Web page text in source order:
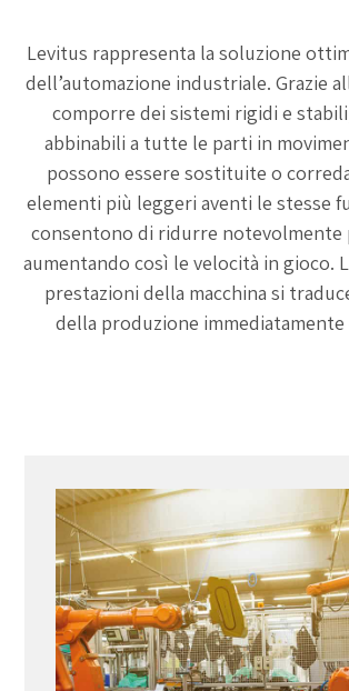
Levitus rappresenta la soluzione
dell’automazione industriale. Grazie
comporre dei sistemi rigidi e
abbinabili a tutte le parti in
possono essere sostituite o
elementi più leggeri aventi le stesse
consentono di ridurre notevolmente
aumentando così le velocità in gioco.
prestazioni della macchina si
della produzione immediatamente